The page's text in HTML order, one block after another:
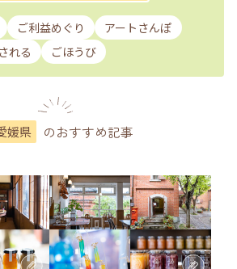
ご利益めぐり
アートさんぽ
れる ごほうび
媛県 のおすすめ記事